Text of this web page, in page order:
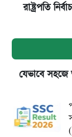
রাষ্ট্রপতি
যেভাবে সহজে